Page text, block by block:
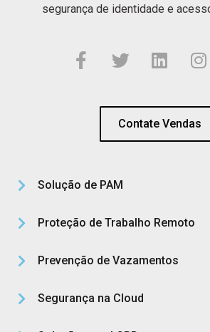
segurança de identidade e
Contate Vendas
Solução de PAM
Proteção de Trabalho Remoto
Prevenção de Vazamentos
Segurança na Cloud